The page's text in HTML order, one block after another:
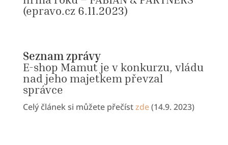
(epravo.cz 6.11.2023)
Seznam zprávy
E-shop Mamut je v konkurzu, vládu
nad jeho majetkem převzal
správce
Celý článek si můžete přečístzde(14.9. 2023)